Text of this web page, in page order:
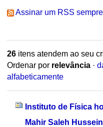
Assinar um RSS
26itens atendem ao seu
Ordenar por relevância ·
alfabeticamente
Instituto de Física
Mahir Saleh Hussein